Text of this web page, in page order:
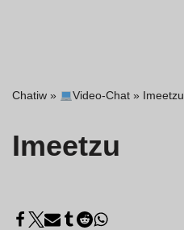
Chatiw » Video-Chat» Imeetzu
Imeetzu